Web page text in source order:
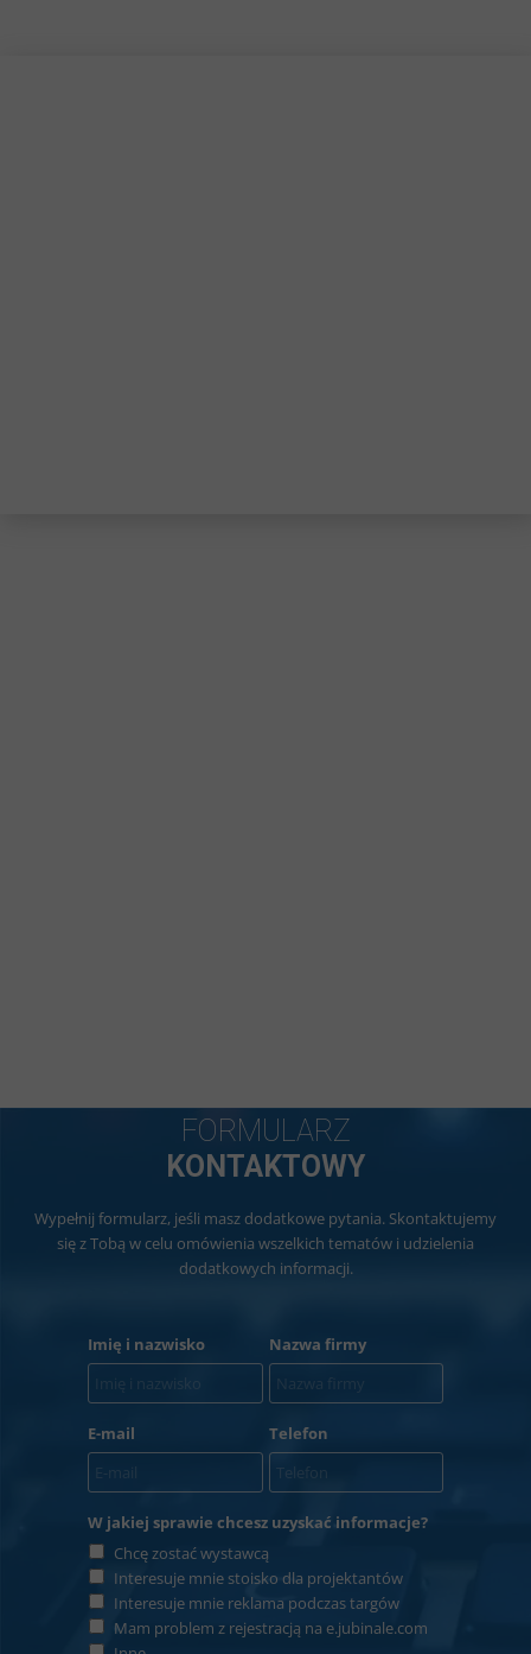
FORMULARZ
KONTAKTOWY
Wypełnij formularz, jeśli masz dodatkowe pytania. Skontaktujemy
się z Tobą w celu omówienia wszelkich tematów i udzielenia
dodatkowych informacji.
Imię i nazwisko Nazwa firmy
E-mail Telefon
W jakiej sprawie chcesz uzyskać informacje?
Chcę zostać wystawcą
Interesuje mnie stoisko dla projektantów
Interesuje mnie reklama podczas targów
Mam problem z rejestracją na e.jubinale.com